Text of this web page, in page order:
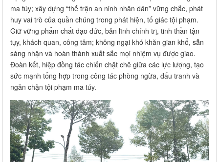
ma túy; xây dựng “thế trận an ninh nhân dân” vững chắc, phát
huy vai trò của quần chúng trong phát hiện, tố giác tội phạm.
Giữ vững phẩm chất đạo đức, bản lĩnh chính trị, tinh thần tận
tụy, khách quan, công tâm; không ngại khó khăn gian khổ, sẵn
sàng nhận và hoàn thành xuất sắc mọi nhiệm vụ được giao.
Đoàn kết, hiệp đồng tác chiến chặt chẽ giữa các lực lượng, tạo
sức mạnh tổng hợp trong công tác phòng ngừa, đấu tranh và
ngăn chặn tội phạm ma túy.